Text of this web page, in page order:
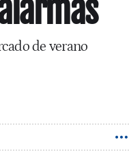
de verano